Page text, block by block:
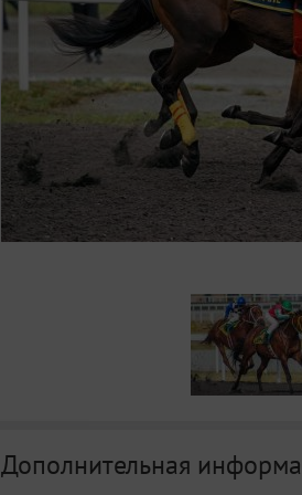
Дополнительная